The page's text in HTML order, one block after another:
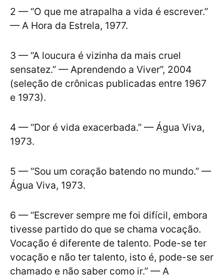
2 — “O que me atrapalha a vida é escrever.”
— A Hora da Estrela, 1977.
3 — “A loucura é vizinha da mais cruel
sensatez.” — Aprendendo a Viver”, 2004
(seleção de crônicas publicadas entre 1967
e 1973).
4 — “Dor é vida exacerbada.” — Água Viva,
1973.
5 — “Sou um coração batendo no mundo.” —
Água Viva, 1973.
6 — “Escrever sempre me foi difícil, embora
tivesse partido do que se chama vocação.
Vocação é diferente de talento. Pode-se ter
vocação e não ter talento, isto é, pode-se ser
chamado e não saber como ir.” — A